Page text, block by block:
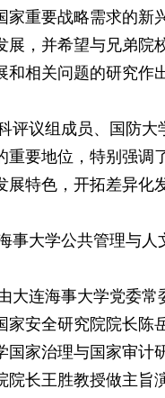
家重要战略需求的新
展，并希望与兄弟
和相关问题的研究作
议组成员、国防大
重要地位，特别强
展特色，开拓差异化
大学公共管理与人
连海事大学党委常
家安全研究院院长陈
国家治理与国家审计
院长王胜教授做主旨